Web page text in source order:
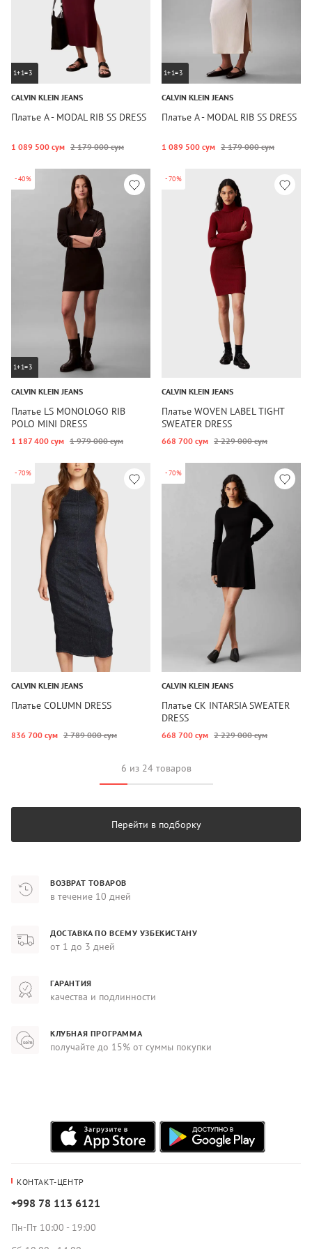
1+1=3
CALVIN KLEIN JEANS
Платье A - MODAL RIB SS DRESS
1 089 500 сум 2 179 000 сум
1+1=3
CALVIN KLEIN JEANS
Платье A - MODAL RIB SS DRESS
1 089 500 сум 2 179 000 сум
-40%
1+1=3
CALVIN KLEIN JEANS
Платье LS MONOLOGO RIB
POLO MINI DRESS
1 187 400 сум 1 979 000 сум
-70%
CALVIN KLEIN JEANS
Платье WOVEN LABEL TIGHT
SWEATER DRESS
668 700 сум 2 229 000 сум
-70%
CALVIN KLEIN JEANS
Платье COLUMN DRESS
836 700 сум 2 789 000 сум
-70%
CALVIN KLEIN JEANS
Платье CK INTARSIA SWEATER
DRESS
668 700 сум 2 229 000 сум
6 из 24 товаров
Перейти в подборку
ВОЗВРАТ ТОВАРОВ
в течение 10 дней
ДОСТАВКА ПО ВСЕМУ УЗБЕКИСТАНУ
от 1 до 3 дней
ГАРАНТИЯ
качества и подлинности
КЛУБНАЯ ПРОГРАММА
получайте до 15% от суммы покупки
КОНТАКТ-ЦЕНТР
+998 78 113 6121
Пн-Пт 10:00 - 19:00